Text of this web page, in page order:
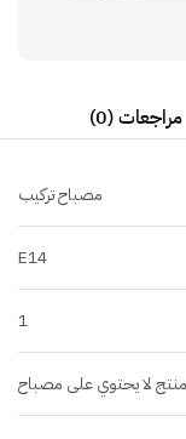
مراجعات (0)
مصباح تركيب
E14
1
لا يحتوي على مصباح